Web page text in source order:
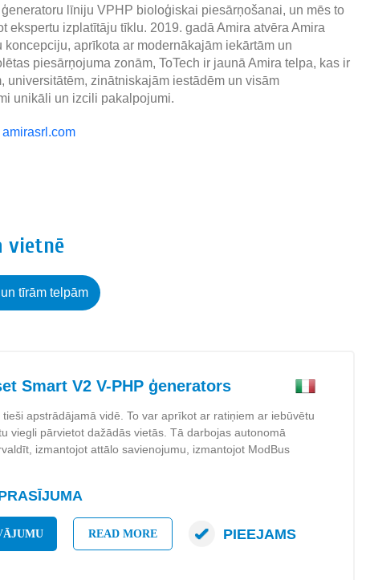
līniju VPHP bioloģiskai piesārņošanai, un mēs to
ekspertu izplatītāju tīklu. 2019. gadā Amira atvēra Amira
aprīkota ar modernākajām iekārtām un
piesārņojuma zonām, ToTech ir jaunā Amira telpa, kas ir
universitātēm, zinātniskajām iestādēm un visām
unikāli un izcili pakalpojumi.
amirasrl.com
vietnē
tīrām telpām
Smart V2 V-PHP ģenerators
apstrādājamā vidē. To var aprīkot ar ratiņiem ar iebūvētu
viegli pārvietot dažādās vietās. Tā darbojas autonomā
izmantojot attālo savienojumu, izmantojot ModBus
READ MORE PIEEJAMS